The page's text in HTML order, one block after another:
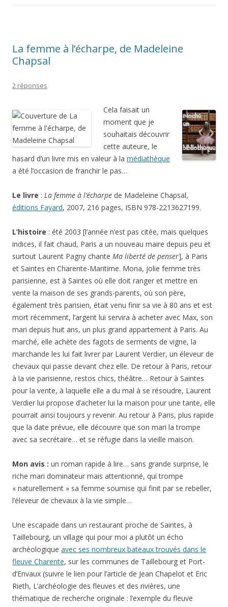
La femme à l’écharpe, de Madeleine
Chapsal
2 réponses
Cela faisait un
moment que je
souhaitais découvrir
cette auteure, le
hasard d’un livre mis en valeur à la médiathèque
a été l’occasion de franchir le pas…
Le livre : La femme à l’écharpe de Madeleine Chapsal,
éditions Fayard, 2007, 216 pages, ISBN 978-2213627199.
L’histoire : été 2003 [l’année n’est pas citée, mais quelques
indices, il fait chaud, Paris a un nouveau maire depuis peu et
surtout Laurent Pagny chante Ma liberté de penser], à Paris
et Saintes en Charente-Maritime. Mona, jolie femme très
parisienne, est à Saintes où elle doit ranger et mettre en
vente la maison de ses grands-parents, où son père,
également très parisien, était venu finir sa vie à 80 ans et est
mort récemment, l’argent lui servira à acheter avec Max, son
mari depuis huit ans, un plus grand appartement à Paris. Au
marché, elle achète des fagots de serments de vigne, la
marchande les lui fait livrer par Laurent Verdier, un éleveur de
chevaux qui passe devant chez elle. De retour à Paris, retour
à la vie parisienne, restos chics, théâtre… Retour à Saintes
pour la vente, à laquelle elle a du mal à se résoudre, Laurent
Verdier lui propose d’acheter lui la maison pour une tante, elle
pourrait ainsi toujours y revenir. Au retour à Paris, plus rapide
que la date prévue, elle découvre que son mari la trompe
avec sa secrétaire… et se réfugie dans la vieille maison.
Mon avis : un roman rapide à lire… sans grande surprise, le
riche mari dominateur mais attentionné, qui trompe
« naturellement » sa femme soumise qui finit par se rebeller,
l’éleveur de chevaux à la vie simple…
Une escapade dans un restaurant proche de Saintes, à
Taillebourg, un village qui pour moi a plutôt un écho
archéologique avec ses nombreux bateaux trouvés dans le
fleuve Charente, sur les communes de Taillebourg et Port-
d’Envaux (suivre le lien pour l’article de Jean Chapelot et Eric
Rieth, L’archéologie des fleuves et des rivières, une
thématique de recherche originale : l’exemple du fleuve